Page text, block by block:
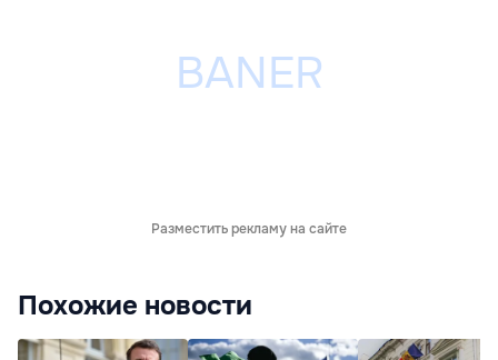
Разместить рекламу на сайте
Похожие новости